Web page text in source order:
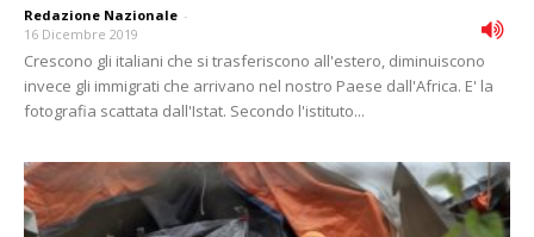
Redazione Nazionale -
16 Dicembre 2019
Crescono gli italiani che si trasferiscono all'estero, diminuiscono
invece gli immigrati che arrivano nel nostro Paese dall'Africa. E' la
fotografia scattata dall'Istat. Secondo l'istituto...